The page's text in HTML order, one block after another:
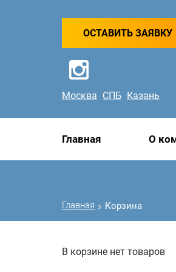
ОСТАВИТЬ ЗАЯВКУ
Москва СПБ Казань
Главная О
Главная » Корзина
В корзине нет товаров